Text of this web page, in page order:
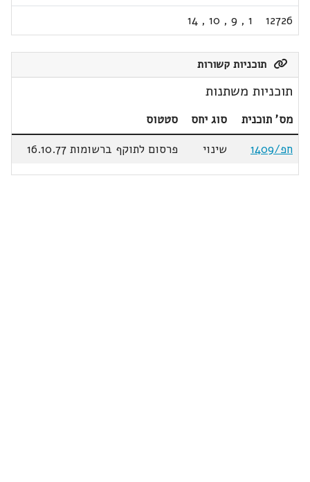
12726
1
,
9
,
10
,
14
תוכניות קשורות
תוכניות משתנות
מס' תוכנית סוג יחס
סטטוס
חפ/1409
שינוי פרסום לתוקף ברשומות 16.10.77